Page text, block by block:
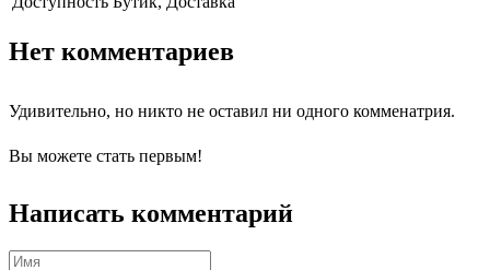
Нет комментариев
Удивительно, но никто не оставил ни одного комменатрия.
Вы можете стать первым!
Написать комментарий